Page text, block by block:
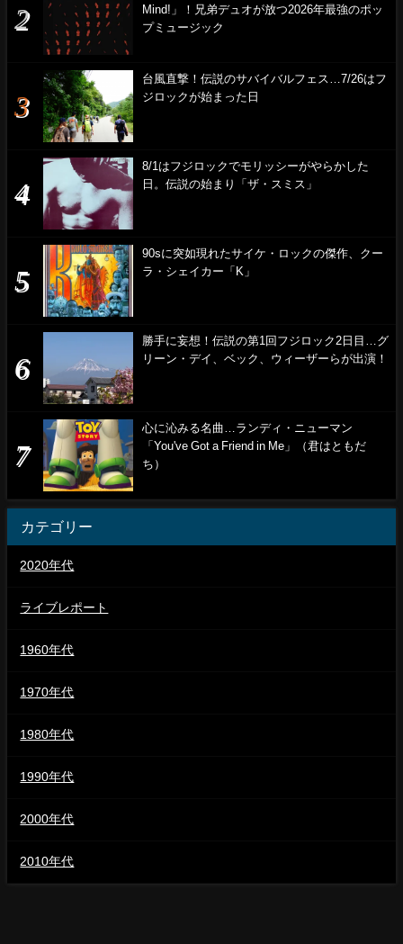
Mind!」！兄弟デュオが放つ2026年最強のポッ
プミュージック
台風直撃！伝説のサバイバルフェス…7/26はフ
ジロックが始まった日
8/1はフジロックでモリッシーがやらかした
日。伝説の始まり「ザ・スミス」
90sに突如現れたサイケ・ロックの傑作、クー
ラ・シェイカー「K」
勝手に妄想！伝説の第1回フジロック2日目…グ
リーン・デイ、ベック、ウィーザーらが出演！
心に沁みる名曲…ランディ・ニューマン
「You've Got a Friend in Me」（君はともだ
ち）
カテゴリー
2020年代
ライブレポート
1960年代
1970年代
1980年代
1990年代
2000年代
2010年代